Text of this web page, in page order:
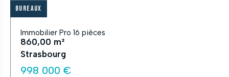
Bureaux
Immobilier Pro 16 pièces
860,00 m²
Strasbourg
998 000 €